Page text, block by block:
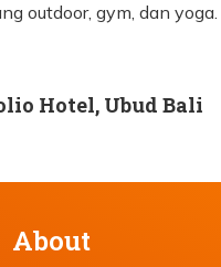
outdoor, gym, dan
Hotel, Ubud Bali
About